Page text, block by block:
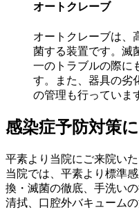
オートクレーブ
オートクレーブは、
菌する装置です。滅
一のトラブルの際に
す。また、器具の劣
の管理も行っていま
感染症予防対策
平素より当院にご来院い
当院では、平素より標準
換・滅菌の徹底、手洗い
清拭、口腔外バキューム